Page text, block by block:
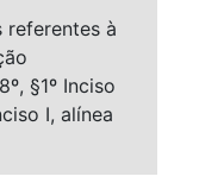
referentes à
§1º Inciso
I, alínea